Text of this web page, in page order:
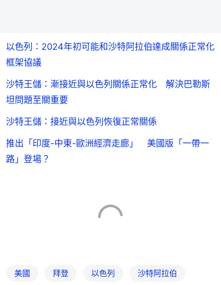
以色列：2024年初可能和沙特阿拉伯達成關係正常化
框架協議
沙特王儲：漸接近與以色列關係正常化 解決巴勒斯
坦問題至關重要
沙特王儲：接近與以色列恢復正常關係
推出「印度-中東-歐洲經濟走廊」 美國版「一帶一
路」登場？
美國 拜登 以色列 沙特阿拉伯